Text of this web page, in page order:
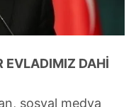
EVLADIMIZ DAHİ
sosyal medya